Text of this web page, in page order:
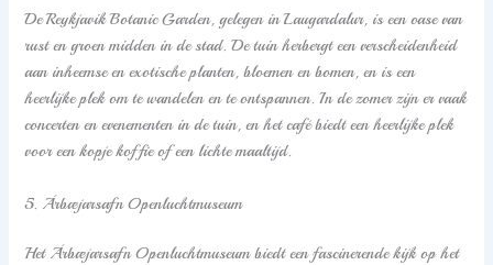
De Reykjavik Botanic Garden, gelegen in Laugardalur, is een oase van
rust en groen midden in de stad. De tuin herbergt een verscheidenheid
aan inheemse en exotische planten, bloemen en bomen, en is een
heerlijke plek om te wandelen en te ontspannen. In de zomer zijn er vaak
concerten en evenementen in de tuin, en het café biedt een heerlijke plek
voor een kopje koffie of een lichte maaltijd.
5. Árbæjarsafn Openluchtmuseum
Het Árbæjarsafn Openluchtmuseum biedt een fascinerende kijk op het